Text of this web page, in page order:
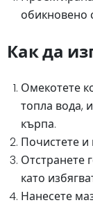
обикновено
Как да
Омекотете
топла вода,
кърпа.
Почистете и
Отстранете
като
Нанесете